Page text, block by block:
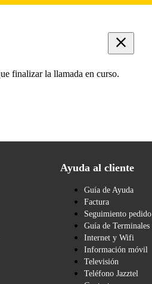
finalizar la llamada en curso.
Ayuda al cliente
Guía de Ayuda
Factura
Seguimiento pedido
Guía de Terminales
Internet y Wifi
Información móvil
Televisión
Teléfono Jazztel